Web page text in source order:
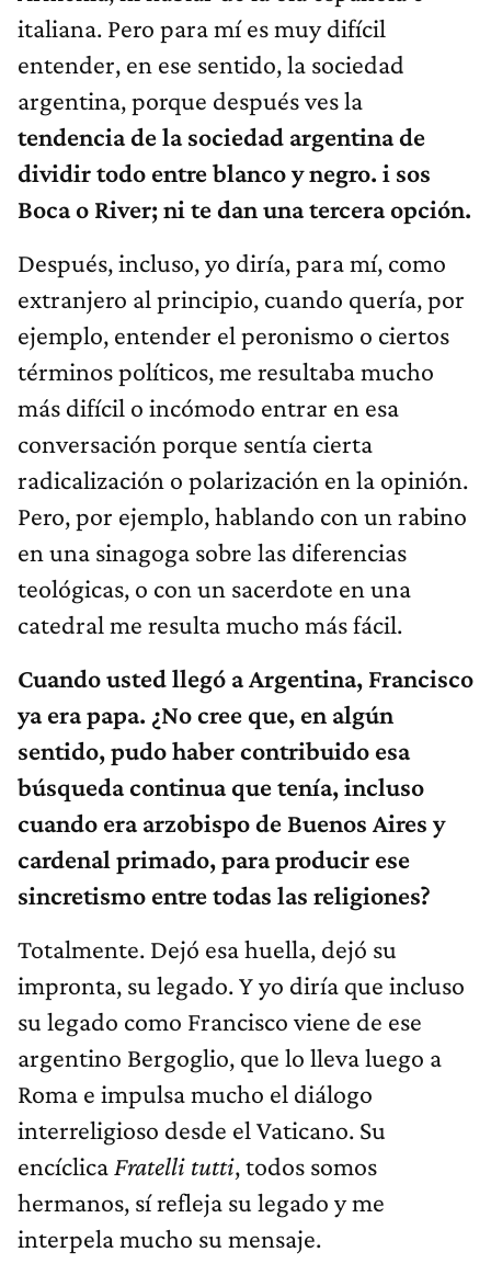
italiana. Pero para mí es muy difícil
entender, en ese sentido, la sociedad
argentina, porque después ves la
tendencia de la sociedad argentina de
dividir todo entre blanco y negro. i sos
Boca o River; ni te dan una tercera opción.
Después, incluso, yo diría, para mí, como
extranjero al principio, cuando quería, por
ejemplo, entender el peronismo o ciertos
términos políticos, me resultaba mucho
más difícil o incómodo entrar en esa
conversación porque sentía cierta
radicalización o polarización en la opinión.
Pero, por ejemplo, hablando con un rabino
en una sinagoga sobre las diferencias
teológicas, o con un sacerdote en una
catedral me resulta mucho más fácil.
Cuando usted llegó a Argentina, Francisco
ya era papa. ¿No cree que, en algún
sentido, pudo haber contribuido esa
búsqueda continua que tenía, incluso
cuando era arzobispo de Buenos Aires y
cardenal primado, para producir ese
sincretismo entre todas las religiones?
Totalmente. Dejó esa huella, dejó su
impronta, su legado. Y yo diría que incluso
su legado como Francisco viene de ese
argentino Bergoglio, que lo lleva luego a
Roma e impulsa mucho el diálogo
interreligioso desde el Vaticano. Su
encíclica Fratelli tutti, todos somos
hermanos, sí refleja su legado y me
interpela mucho su mensaje.